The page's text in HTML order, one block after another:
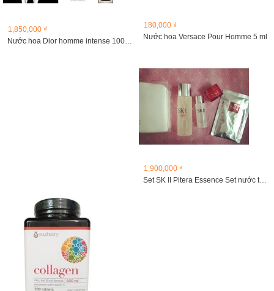
1,850,000 ₫
Nước hoa Dior homme intense 100ml
180,000 ₫
Nước hoa Versace Pour Homme 5 ml
1,900,000 ₫
Set SK II Pitera Essence Set nước thần 75ml+kem dưỡng...